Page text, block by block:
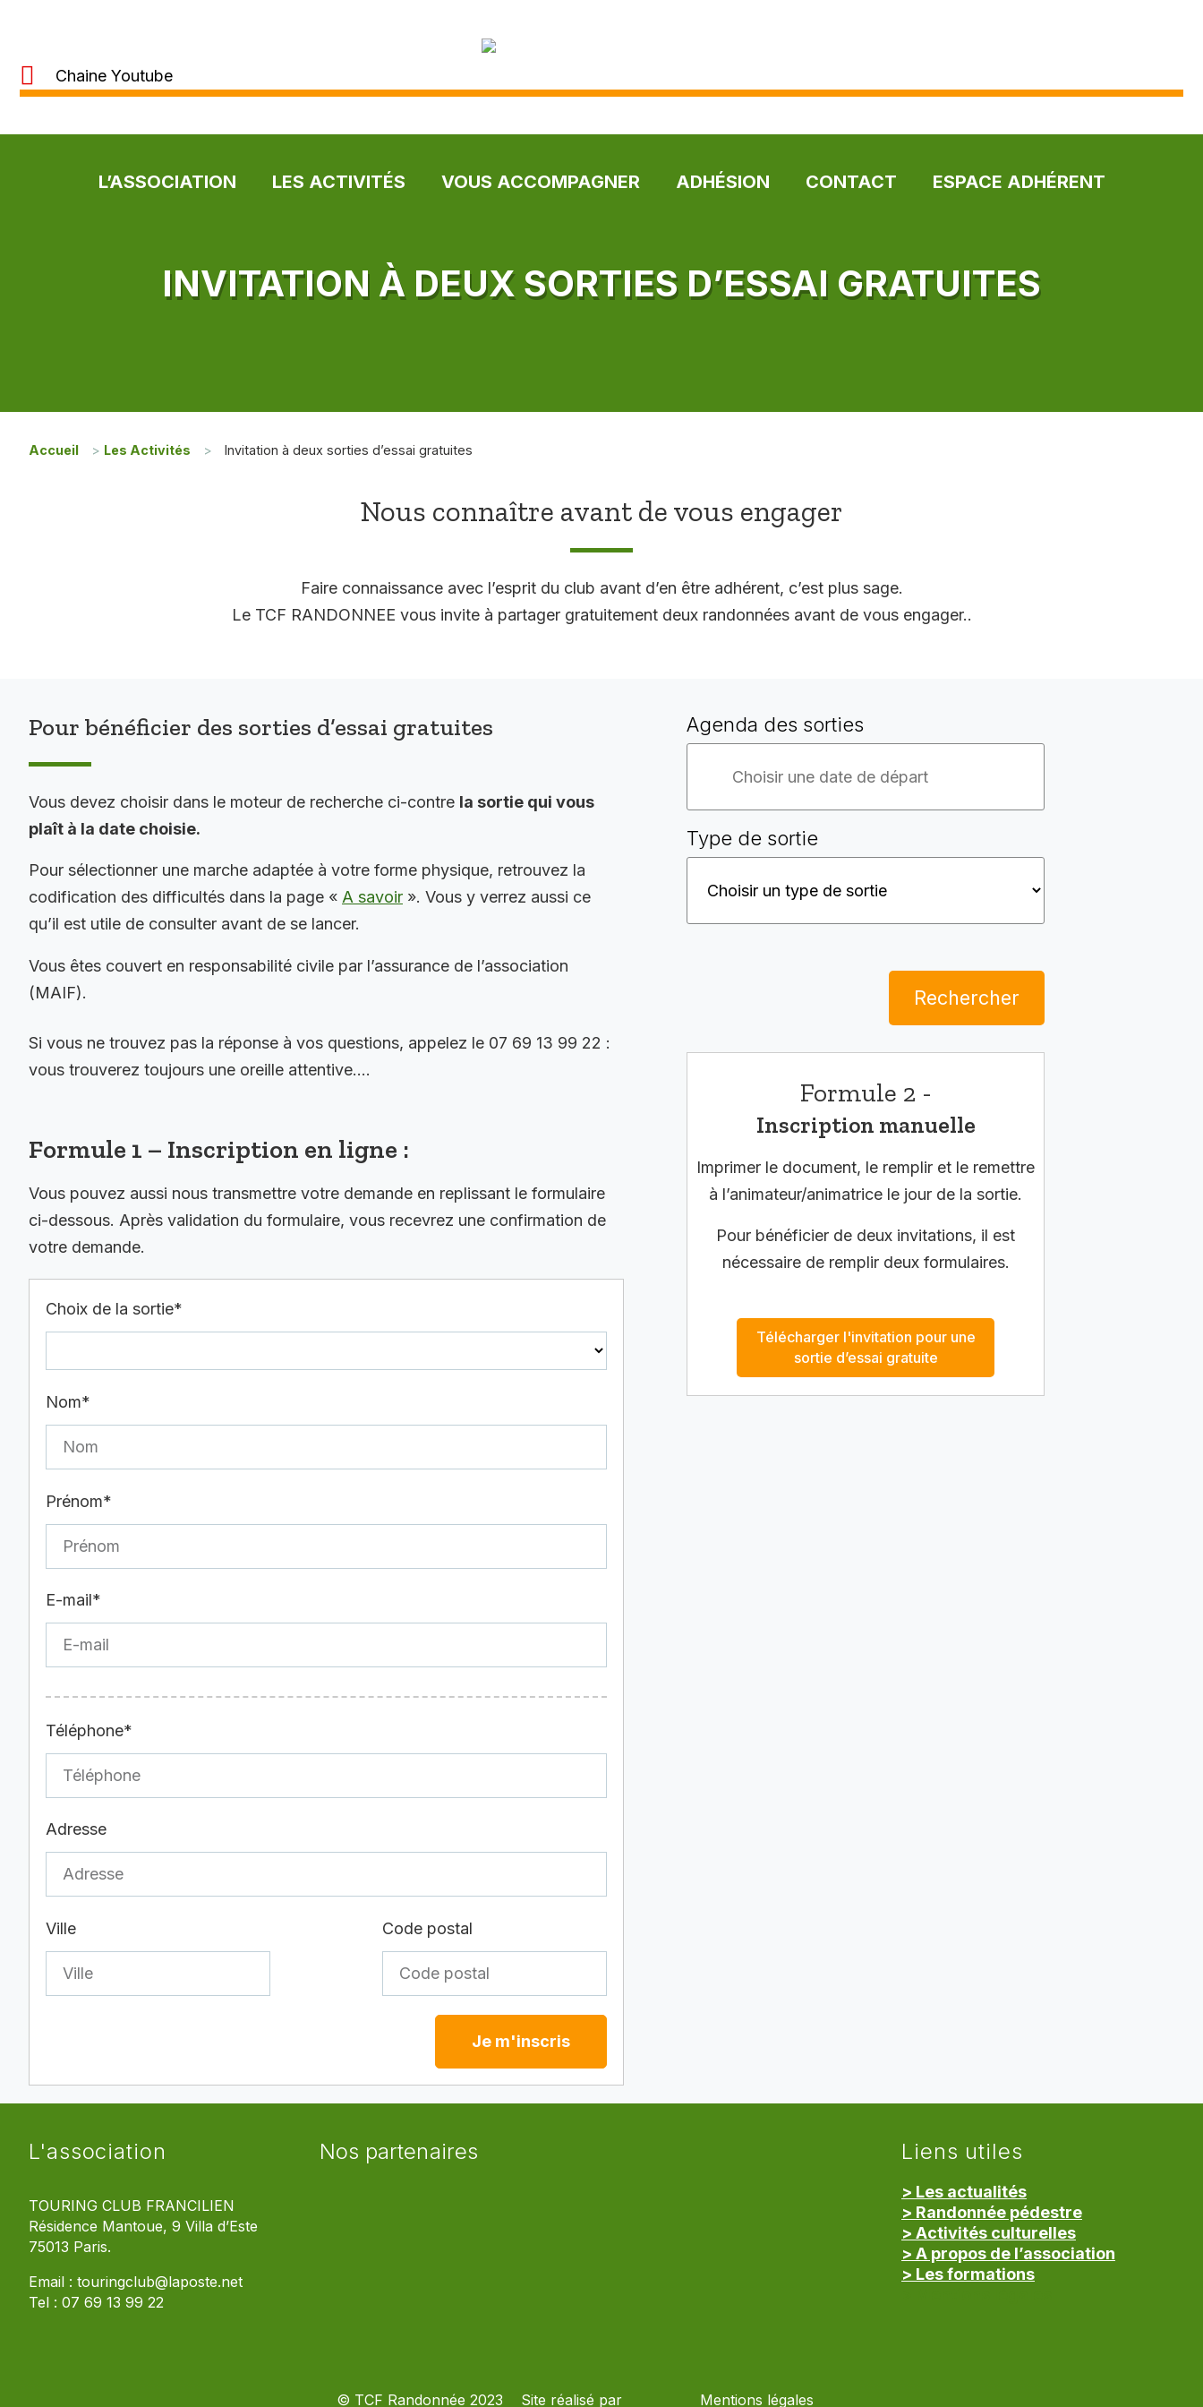
Chaine Youtube
L’ASSOCIATION LES ACTIVITÉS VOUS ACCOMPAGNER ADHÉSION CONTACT ESPACE ADHÉRENT
INVITATION À DEUX SORTIES D’ESSAI GRATUITES
Accueil > Les Activités > Invitation à deux sorties d’essai gratuites
Nous connaître avant de vous engager
Faire connaissance avec l’esprit du club avant d’en être adhérent, c’est plus sage.
Le TCF RANDONNEE vous invite à partager gratuitement deux randonnées avant de vous engager..
Pour bénéficier des sorties d’essai gratuites
Vous devez choisir dans le moteur de recherche ci-contre la sortie qui vous
plaît à la date choisie.
Pour sélectionner une marche adaptée à votre forme physique, retrouvez la
codification des difficultés dans la page « A savoir ». Vous y verrez aussi ce
qu’il est utile de consulter avant de se lancer.
Vous êtes couvert en responsabilité civile par l’assurance de l’association
(MAIF).
Si vous ne trouvez pas la réponse à vos questions, appelez le 07 69 13 99 22 :
vous trouverez toujours une oreille attentive….
Formule 1 – Inscription en ligne :
Vous pouvez aussi nous transmettre votre demande en replissant le formulaire
ci-dessous. Après validation du formulaire, vous recevrez une confirmation de
votre demande.
Choix de la sortie*
Nom*
Prénom*
E-mail*
Téléphone*
Adresse
Ville Code postal
Je m'inscris
Agenda des sorties
Type de sortie
Rechercher
Formule 2 -
Inscription manuelle
Imprimer le document, le remplir et le remettre
à l’animateur/animatrice le jour de la sortie.
Pour bénéficier de deux invitations, il est
nécessaire de remplir deux formulaires.
Télécharger l'invitation pour une
sortie d’essai gratuite
L'association
TOURING CLUB FRANCILIEN
Résidence Mantoue, 9 Villa d’Este
75013 Paris.
Email : touringclub@laposte.net
Tel : 07 69 13 99 22
Nos partenaires Liens utiles
> Les actualités
> Randonnée pédestre
> Activités culturelles
> A propos de l’association
> Les formations
© TCF Randonnée 2023 Site réalisé par Mentions légales